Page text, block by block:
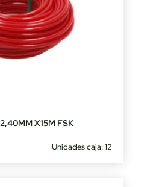
X15M FSK
Unidades caja: 12